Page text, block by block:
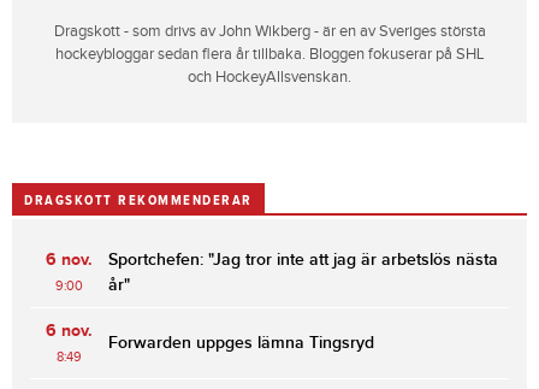
Dragskott - som drivs av John Wikberg - är en av Sveriges största
hockeybloggar sedan flera år tillbaka. Bloggen fokuserar på SHL
och HockeyAllsvenskan.
DRAGSKOTT REKOMMENDERAR
6 nov.
9:00
Sportchefen: "Jag tror inte att jag är arbetslös nästa
år"
6 nov.
8:49
Forwarden uppges lämna Tingsryd